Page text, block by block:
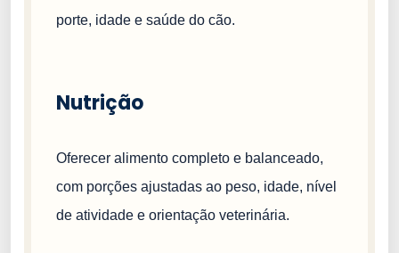
porte, idade e saúde do cão.
Nutrição
Oferecer alimento completo e balanceado,
com porções ajustadas ao peso, idade, nível
de atividade e orientação veterinária.